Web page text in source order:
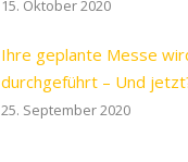
15. Oktober 2020
Ihre geplante Messe
durchgeführt – Und
25. September 2020